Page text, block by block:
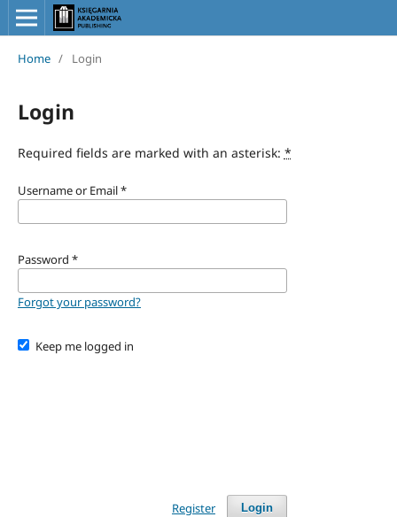
Home / Login
Login
Required fields are marked with an asterisk: *
Username or Email*
Password *
Forgot your password?
Keep me logged in
Login
Register